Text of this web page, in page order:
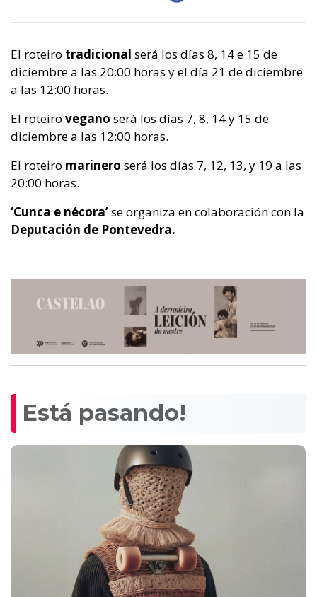
El roteiro tradicional será los días 8, 14 e 15 de
diciembre a las 20:00 horas y el día 21 de diciembre
a las 12:00 horas.
El roteiro vegano será los días 7, 8, 14 y 15 de
diciembre a las 12:00 horas.
El roteiro marinero será los días 7, 12, 13, y 19 a las
20:00 horas.
‘Cunca e nécora’se organiza en colaboración con la
Deputación de Pontevedra.
Está pasando!